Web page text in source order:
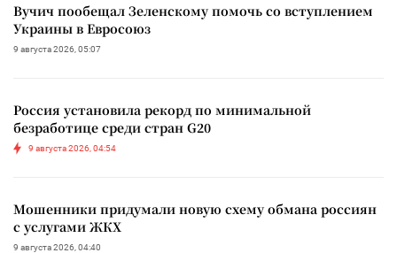
Вучич пообещал Зеленскому помочь со вступлением
Украины в Евросоюз
9 августа 2026, 05:07
Россия установила рекорд по минимальной
безработице среди стран G20
9 августа 2026, 04:54
Мошенники придумали новую схему обмана россиян
с услугами ЖКХ
9 августа 2026, 04:40